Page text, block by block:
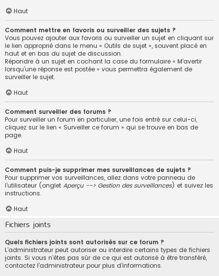
Haut
Comment mettre en favoris ou surveiller des sujets ?
Vous pouvez ajouter aux favoris ou surveiller un sujet en cliquant sur
le lien approprié dans le menu « Outils de sujet », souvent placé en
haut et en bas du sujet de discussion.
Répondre à un sujet en cochant la case du formulaire « M’avertir
lorsqu’une réponse est postée » vous permettra également de
surveiller le sujet.
Haut
Comment surveiller des forums ?
Pour surveiller un forum en particulier, une fois entré sur celui-ci,
cliquez sur le lien « Surveiller ce forum » qui se trouve en bas de
page.
Haut
Comment puis-je supprimer mes surveillances de sujets ?
Pour supprimer vos surveillances, allez dans votre panneau de
l’utilisateur (onglet Aperçu --> Gestion des surveillances) et suivez les
instructions.
Haut
Fichiers joints
Quels fichiers joints sont autorisés sur ce forum ?
L’administrateur peut autoriser ou interdire certains types de fichiers
joints. Si vous n’êtes pas sûr de ce qui est autorisé à être transféré,
contactez l’administrateur pour plus d’informations.